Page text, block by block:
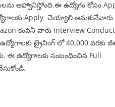
ఆహ్వానిస్తోంది.ఈ ఉద్యోగం కోసం
Apply చెయ్యాలి అనుకునేవారు
కంపెనీ వారు Interview Conduct
ట్రైనింగ్ లో 40,000 వరకు
ఈ ఉద్యోగాలకు సంబంధించిన Full